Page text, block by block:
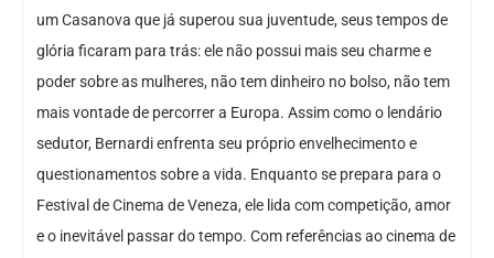
um Casanova que já superou sua juventude, seus tempos de
glória ficaram para trás: ele não possui mais seu charme e
poder sobre as mulheres, não tem dinheiro no bolso, não tem
mais vontade de percorrer a Europa. Assim como o lendário
sedutor, Bernardi enfrenta seu próprio envelhecimento e
questionamentos sobre a vida. Enquanto se prepara para o
Festival de Cinema de Veneza, ele lida com competição, amor
e o inevitável passar do tempo. Com referências ao cinema de